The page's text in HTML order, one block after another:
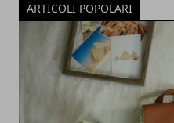
ARTICOLI POPOLARI